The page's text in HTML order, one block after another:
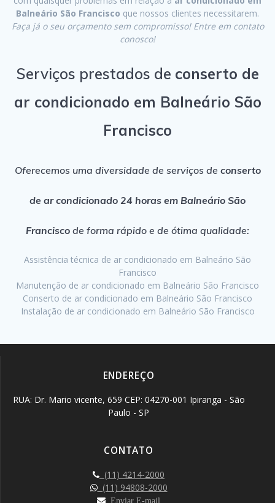
Balneário São Francisco que nossos clientes necessitarem.
Faça já o seu orçamento sem compromisso! Entre em contato
conosco!
Serviços prestados de conserto de
ar condicionado em Balneário São
Francisco
Oferecemos uma diversidade de serviços de conserto
de ar condicionado 24 horas em Balneário São
Francisco de forma rápido e de ótima qualidade:
Assistência técnica de ar condicionado em Balneário São
Francisco
Manutenção de ar condicionado em Balneário São Francisco
Conserto de ar condicionado em Balneário São Francisco
Instalação de ar condicionado em Balneário São Francisco
ENDEREÇO
RUA: Dr. Mario vicente, 659 CEP: 04270-001 Ipiranga - São
Paulo - SP
CONTATO
(11) 4214-2000
(11) 94808-2000
Enviar E-mail